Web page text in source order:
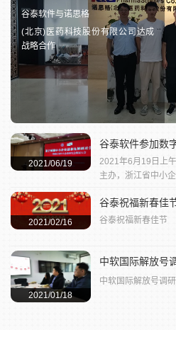
谷泰软件与诺思格
(北京)医药科技股份有限公司达成
战略合作
2021/06/19
谷泰软件参加数
2021年6月19日上
主办，浙江省中小
发展论坛”在嘉兴华
2021/02/16
谷泰祝福新春佳
谷泰祝福新春佳节
2021/01/18
中软国际解放号
中软国际解放号调
祝贺谷泰软件签约浙江凯利皮草服
饰
2021/01/26
谷泰软件走进金
2020/12/17
祝贺季旺工贸